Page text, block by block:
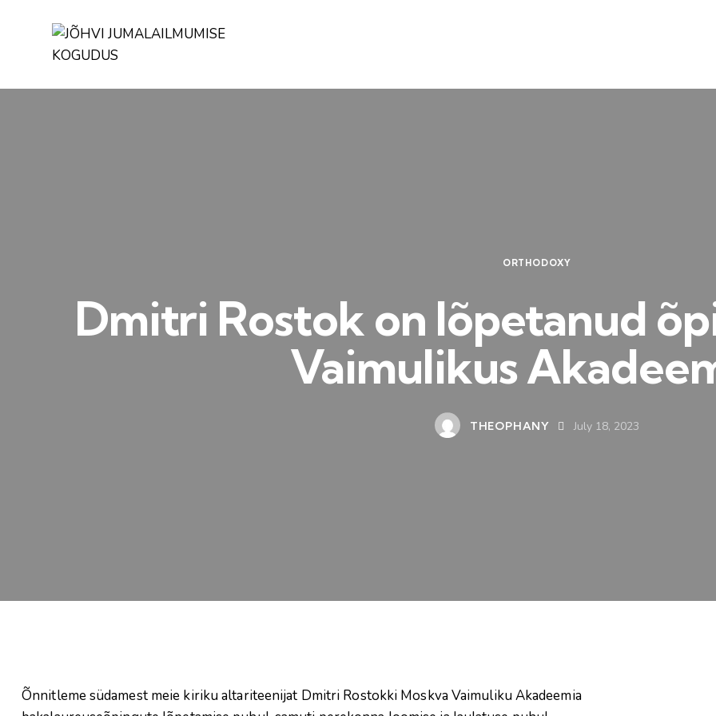
ORTHODOXY
Dmitri Rostok on lõpetanud
Vaimulikus
THEOPHANY July 18, 2023
Õnnitleme südamest meie kiriku altariteenijat Dmitri Rostokki Moskva Vaimuliku Akadeemia